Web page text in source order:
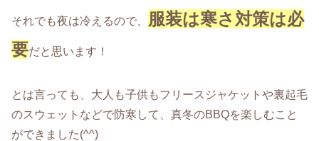
それでも夜は冷えるので、
服装は寒さ対策は必
要だと思います！
とは言っても、大人も子供もフリースジャケットや裏起毛
のスウェットなどで防寒して、真冬のBBQを楽しむこと
ができました(^^)